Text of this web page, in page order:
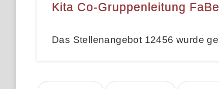
Kita Co-Gruppenleitung
Das Stellenangebot 12456 wurde